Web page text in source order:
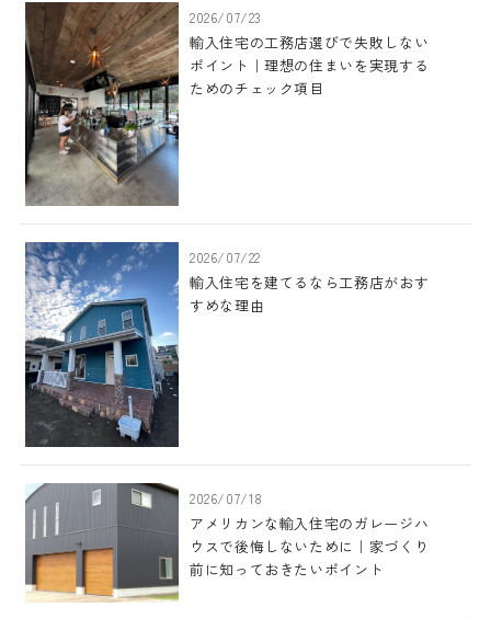
2026/07/23
輸入住宅の工務店選びで失敗しない
ポイント｜理想の住まいを実現する
ためのチェック項目
2026/07/22
輸入住宅を建てるなら工務店がおす
すめな理由
2026/07/18
アメリカンな輸入住宅のガレージハ
ウスで後悔しないために｜家づくり
前に知っておきたいポイント